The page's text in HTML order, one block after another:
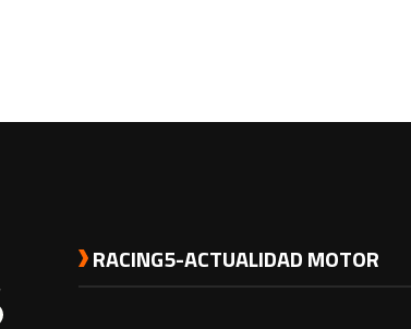
RACING5-ACTUALIDAD MOTOR